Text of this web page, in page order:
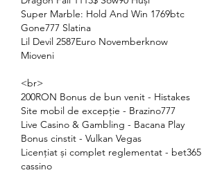
Super Marble: Hold And Win 1769btc
Gone777 Slatina
Lil Devil 2587Euro Novemberknow
Mioveni
<br>
200RON Bonus de bun venit - Histakes
Site mobil de excepție - Brazino777
Live Casino & Gambling - Bacana Play
Bonus cinstit - Vulkan Vegas
Licențiat și complet reglementat - bet365
cassino